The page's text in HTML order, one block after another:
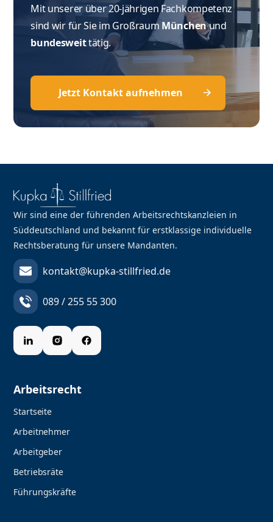
Mit unserer über 20-jährigen Fachkompetenz
sind wir für Sie im Großraum Münchenund
bundesweittätig.
Jetzt Kontakt aufnehmen
Wir sind eine der führenden Arbeitsrechtskanzleien in
Süddeutschland und bekannt für erstklassige individuelle
Rechtsberatung für unsere Mandanten.
kontakt@kupka-stillfried.de
089 / 255 55 300
Arbeitsrecht
Startseite
Arbeitnehmer
Arbeitgeber
Betriebsräte
Führungskräfte